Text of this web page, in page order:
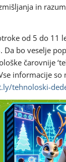
in
od 5 do 11
Da bo veselje
čarovnije
informacije so
tehnoloski-